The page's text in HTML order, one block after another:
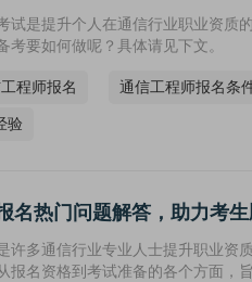
试是提升个人在通信行业职业资质
考要如何做呢？具体请见下文。
程师报名 通信工程师报名条
验
名热门问题解答，助力考
许多通信行业专业人士提升职业资
报名资格到考试准备的各个方面，